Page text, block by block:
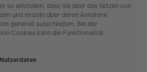
so einstellen, dass Sie über das Setzen von
und einzeln über deren Annahme
generell ausschließen. Bei der
Cookies kann die Funktionalität